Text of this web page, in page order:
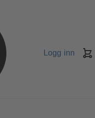
Logg inn